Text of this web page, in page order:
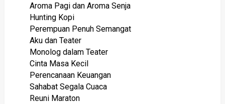
Aroma Pagi dan Aroma Senja
Hunting Kopi
Perempuan Penuh Semangat
Aku dan Teater
Monolog dalam Teater
Cinta Masa Kecil
Perencanaan Keuangan
Sahabat Segala Cuaca
Reuni Maraton